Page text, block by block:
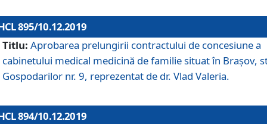
895/10.12.2019
Titlu: Aprobarea prelungirii contractului de concesiune a
cabinetului medical medicină de familie situat în Braşov,
Gospodarilor nr. 9, reprezentat de dr. Vlad Valeria.
894/10.12.2019